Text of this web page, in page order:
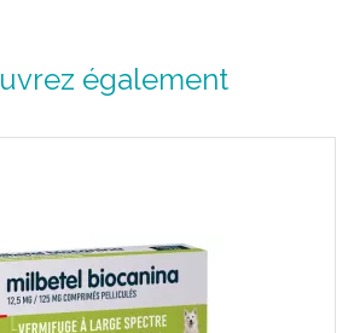
d’atteindre les vers qui sont à la fois
également